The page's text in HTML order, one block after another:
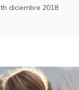
diciembre 2018